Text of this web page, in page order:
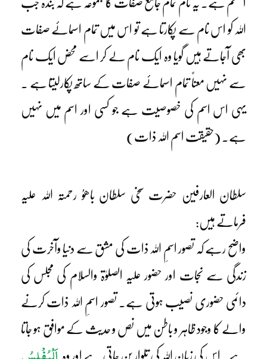
اعظم ہے۔ یہ نام تمام جامع صفات کا مجموعہ ہے کہ بندہ جب
اللہ کو اس نام سے پکارتا ہے تو اس میں تمام اسمائے صفات
بھی آجاتے ہیں گویا وہ ایک نام لے کر اسے محض ایک نام
سے نہیں معناً تمام اسمائے صفات کے ساتھ پکارلیتا ہے ۔
یہی اس اسم کی خصوصیت ہے جو کسی اور اسم میں نہیں
ہے۔ (حقیقت اسم اللہ ذات)
سلطان العارفین حضرت سخی سلطان باھوُ رحمتہ اللہ علیہ
فرماتے ہیں:
واضح رہے کہ تصور اسمِ اللہ ذات کی مشق سے دنیا وآخرت کی
زندگی سے نجات اور حضور علیہ الصلوٰۃ والسلام کی مجلس کی
دائمی حضوری نصیب ہوتی ہے۔ تصور اسمِ اللہ ذات کرنے
والے کا وجود ظاہر و باطن میں نص و حدیث کے موافق ہو جاتا
ہے۔ اس کی زبان اللہ کی تلوار بن جاتی ہے اور وہ